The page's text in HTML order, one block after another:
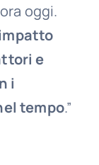
oggi.
e
i
tempo.”